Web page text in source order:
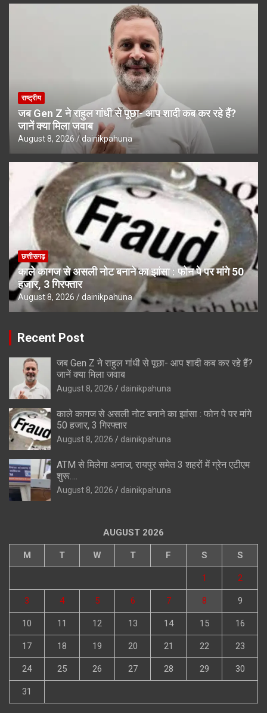
राष्ट्रीय
जब Gen Z ने राहुल गांधी से पूछा- आप शादी कब कर रहे हैं?
जानें क्या मिला जवाब
August 8, 2026 dainikpahuna
छत्तीसगढ़
काले कागज से असली नोट बनाने का झांसा : फोन पे पर मांगे 50
हजार, 3 गिरफ्तार
August 8, 2026 dainikpahuna
Recent Post
जब Gen Z ने राहुल गांधी से पूछा- आप शादी कब कर रहे हैं?
जानें क्या मिला जवाब
August 8, 2026 dainikpahuna
काले कागज से असली नोट बनाने का झांसा : फोन पे पर मांगे
50 हजार, 3 गिरफ्तार
August 8, 2026 dainikpahuna
ATM से मिलेगा अनाज, रायपुर समेत 3 शहरों में ग्रेन एटीएम
शुरू….
August 8, 2026 dainikpahuna
AUGUST 2026
M T W T F S S
1 2
3 4 5 6 7 8 9
10 11 12 13 14 15 16
17 18 19 20 21 22 23
24 25 26 27 28 29 30
31